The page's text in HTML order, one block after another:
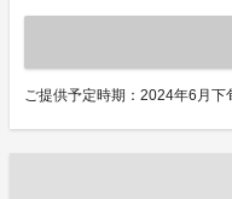
ご提供予定時期：2024年6月下